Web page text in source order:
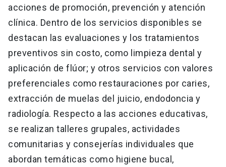
acciones de promoción, prevención y atención
clínica. Dentro de los servicios disponibles se
destacan las evaluaciones y los tratamientos
preventivos sin costo, como limpieza dental y
aplicación de flúor; y otros servicios con valores
preferenciales como restauraciones por caries,
extracción de muelas del juicio, endodoncia y
radiología. Respecto a las acciones educativas,
se realizan talleres grupales, actividades
comunitarias y consejerías individuales que
abordan temáticas como higiene bucal,